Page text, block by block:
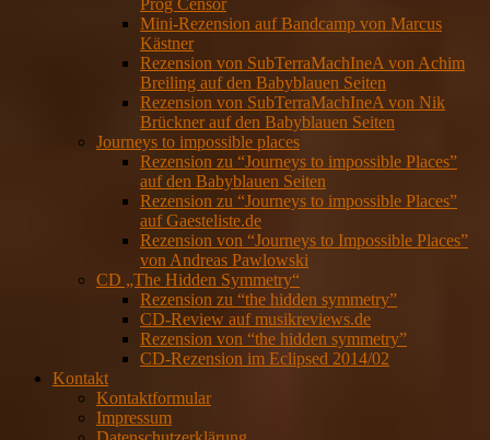
Prog Censor
Mini-Rezension auf Bandcamp von Marcus
Kästner
Rezension von SubTerraMachIneA von Achim
Breiling auf den Babyblauen Seiten
Rezension von SubTerraMachIneA von Nik
Brückner auf den Babyblauen Seiten
Journeys to impossible places
Rezension zu “Journeys to impossible Places”
auf den Babyblauen Seiten
Rezension zu “Journeys to impossible Places”
auf Gaesteliste.de
Rezension von “Journeys to Impossible Places”
von Andreas Pawlowski
CD „The Hidden Symmetry“
Rezension zu “the hidden symmetry”
CD-Review auf musikreviews.de
Rezension von “the hidden symmetry”
CD-Rezension im Eclipsed 2014/02
Kontakt
Kontaktformular
Impressum